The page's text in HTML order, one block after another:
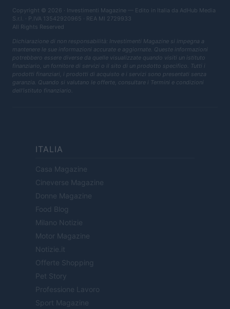
Copyright © 2026 · Investimenti Magazine — Edito in Italia da AdHub Media
S.r.l. · P.IVA 13542920965 · REA MI 2729933
All Rights Reserved
Dichiarazione di non responsabilità: Investimenti Magazine si impegna a
mantenere le sue informazioni accurate e aggiornate. Queste informazioni
potrebbero essere diverse da quelle visualizzate quando visiti un istituto
finanziario, un fornitore di servizi o il sito di un prodotto specifico. Tutti i
prodotti finanziari, i prodotti di acquisto e i servizi sono presentati senza
garanzia. Quando si valutano le offerte, consultare i Termini e condizioni
dell'istituto finanziario.
ITALIA
Casa Magazine
Cineverse Magazine
Donne Magazine
Food Blog
Milano Notizie
Motor Magazine
Notizie.it
Offerte Shopping
Pet Story
Professione Lavoro
Sport Magazine